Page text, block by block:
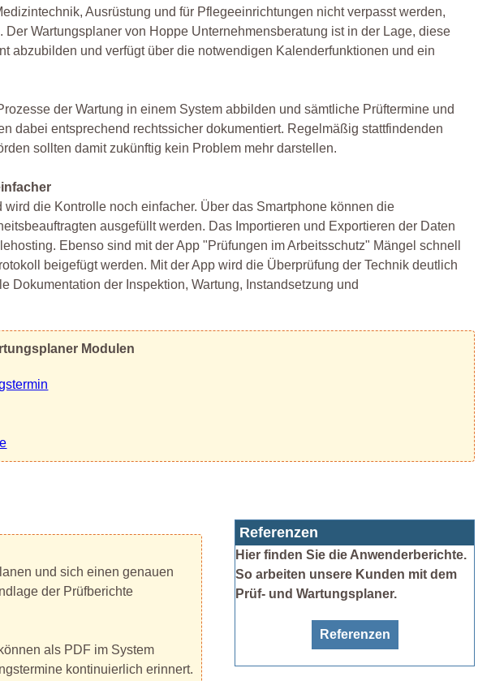
Ausrüstung und für Pflegeeinrichtungen nicht verpasst werden,
Wartungsplaner von Hoppe Unternehmensberatung ist in der Lage, diese
abzubilden und verfügt über die notwendigen Kalenderfunktionen und ein
der Wartung in einem System abbilden und sämtliche Prüftermine und
dabei entsprechend rechtssicher dokumentiert. Regelmäßig stattfindenden
sollten damit zukünftig kein Problem mehr darstellen.
die Kontrolle noch einfacher. Über das Smartphone können die
ausgefüllt werden. Das Importieren und Exportieren der Daten
Ebenso sind mit der App "Prüfungen im Arbeitsschutz" Mängel schnell
beigefügt werden. Mit der App wird die Überprüfung der Technik deutlich
Dokumentation der Inspektion, Wartung, Instandsetzung und
Modulen
und sich einen genauen
der Prüfberichte
als PDF im System
kontinuierlich erinnert.
Referenzen
Hier finden Sie die Anwenderberichte.
So arbeiten unsere Kunden mit dem
Prüf- und Wartungsplaner.
Referenzen